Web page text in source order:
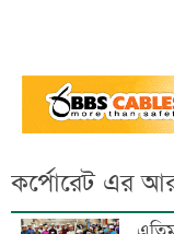
কর্পোরেট এর